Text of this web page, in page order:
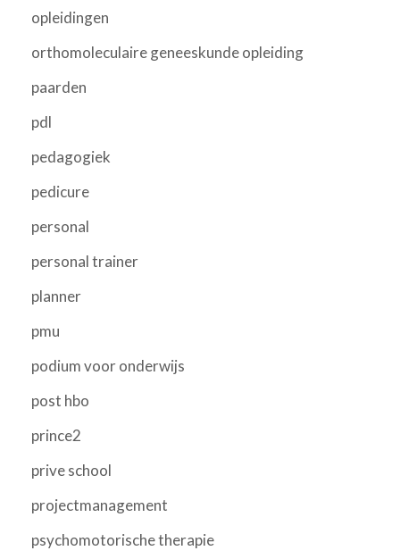
opleidingen
orthomoleculaire geneeskunde opleiding
paarden
pdl
pedagogiek
pedicure
personal
personal trainer
planner
pmu
podium voor onderwijs
post hbo
prince2
prive school
projectmanagement
psychomotorische therapie